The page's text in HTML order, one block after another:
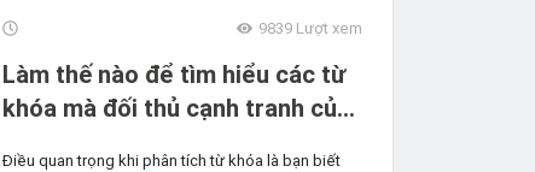
9839Lượt xem
Làm thế nào để tìm hiểu các từ
khóa mà đối thủ cạnh tranh của
Điều quan trọng khi phân tích từ khóa là bạn biết